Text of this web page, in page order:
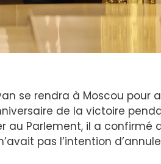
se rendra à Moscou pour
de la victoire
au Parlement, il a confirmé
pas l’intention